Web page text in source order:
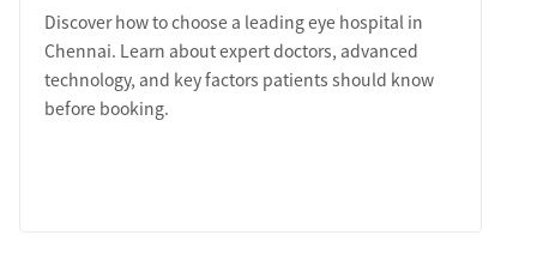
Discover how to choose a leading eye hospital in
Chennai. Learn about expert doctors, advanced
technology, and key factors patients should know
before booking.